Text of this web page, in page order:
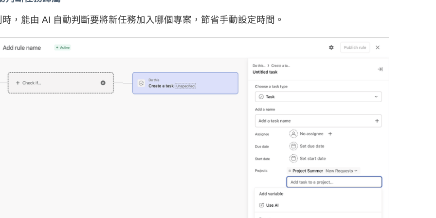
，能由 AI 自動判斷要將新任務加入哪個專案，節省手動設定時間。